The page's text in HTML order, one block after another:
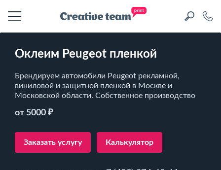
Оклеим Peugeot пленкой
Брендируем автомобили Peugeot рекламной,
виниловой и защитной пленкой в Москве и
Московской области. Собственное производство
от 5000 ₽
Заказать услугу Калькулятор